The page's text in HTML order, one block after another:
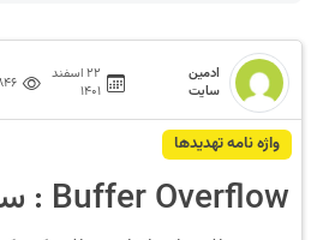
ادمین
سایت
22 اسفند
1401
واژه نامه تهديدها
Buffer Overflow : سرریز بافر